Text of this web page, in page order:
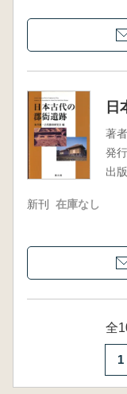
日
著者
発
出
新刊 在庫なし
全
1